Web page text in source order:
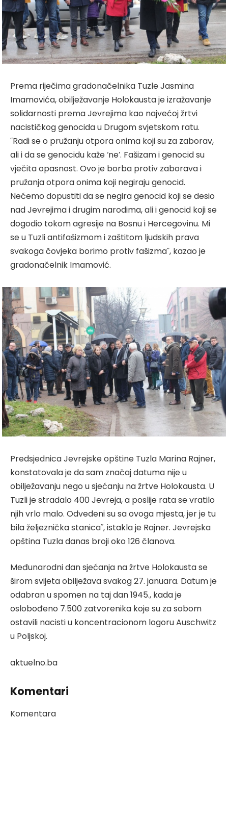
Prema riječima gradonačelnika Tuzle Jasmina
Imamovića, obilježavanje Holokausta je izražavanje
solidarnosti prema Jevrejima kao najvećoj žrtvi
nacističkog genocida u Drugom svjetskom ratu.
˝Radi se o pružanju otpora onima koji su za zaborav,
ali i da se genocidu kaže ‘ne’. Fašizam i genocid su
vječita opasnost. Ovo je borba protiv zaborava i
pružanja otpora onima koji negiraju genocid.
Nećemo dopustiti da se negira genocid koji se desio
nad Jevrejima i drugim narodima, ali i genocid koji se
dogodio tokom agresije na Bosnu i Hercegovinu. Mi
se u Tuzli antifašizmom i zaštitom ljudskih prava
svakoga čovjeka borimo protiv fašizma˝, kazao je
gradonačelnik Imamović.
Predsjednica Jevrejske opštine Tuzla Marina Rajner,
konstatovala je da sam značaj datuma nije u
obilježavanju nego u sjećanju na žrtve Holokausta. U
Tuzli je stradalo 400 Jevreja, a poslije rata se vratilo
njih vrlo malo. Odvedeni su sa ovoga mjesta, jer je tu
bila željeznička stanica˝, istakla je Rajner. Jevrejska
opština Tuzla danas broji oko 126 članova.
Međunarodni dan sjećanja na žrtve Holokausta se
širom svijeta obilježava svakog 27. januara. Datum je
odabran u spomen na taj dan 1945., kada je
oslobođeno 7.500 zatvorenika koje su za sobom
ostavili nacisti u koncentracionom logoru Auschwitz
u Poljskoj.
aktuelno.ba
Komentari
Komentara